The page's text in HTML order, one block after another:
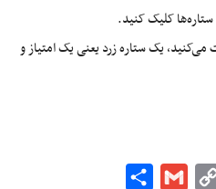
ستاره‌ها کلیک کنید.
یک ستاره زرد یعنی یک امتیاز و
Copy
Gmail